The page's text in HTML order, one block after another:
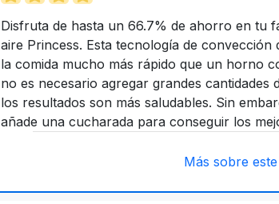
Disfruta de hasta un 66.7% de ahorro en tu
aire Princess. Esta tecnología de
la comida mucho más rápido que un horno
no es necesario agregar grandes
los resultados son más saludables. Sin
añade una cucharada para conseguir los
Más sobre